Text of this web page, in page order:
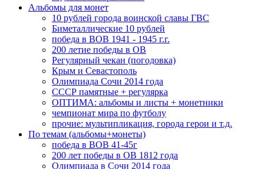
Альбомы для монет
10 рублей города воинской славы ГВС
Биметаллические 10 рублей
победа в ВОВ 1941 - 1945 г.г.
200 летие победы в ОВ
Регулярный чекан (погодовка)
Крым и Севастополь
Олимпиада Сочи 2014 года
СССР памятные + регулярка
ОПТИМА: альбомы и листы + монетники
чемпионат мира по футболу
прочие: мультипликация, города герои и т.д.
По темам (альбомы+монеты)
победа в ВОВ 41-45г
200 лет победы в ОВ 1812 года
Олимпиада в Сочи 2014 года